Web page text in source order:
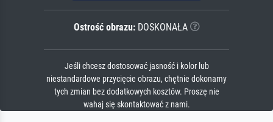
Ostrość obrazu:DOSKONAŁA
Jeśli chcesz dostosować jasność i kolor lub
niestandardowe przycięcie obrazu, chętnie dokonamy
tych zmian bez dodatkowych kosztów. Proszę nie
wahaj się skontaktować z nami.